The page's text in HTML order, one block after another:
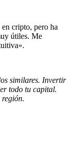
cripto, pero ha
útiles. Me
similares. Invertir
todo tu capital.
región.